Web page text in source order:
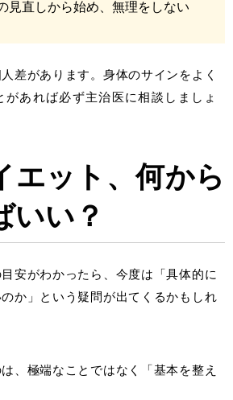
見直しから始め、無理をしない
差があります。身体のサインをよく
があれば必ず主治医に相談しましょ
エット、何から
いい？
安がわかったら、今度は「具体的に
か」という疑問が出てくるかもしれ
、極端なことではなく「基本を整え